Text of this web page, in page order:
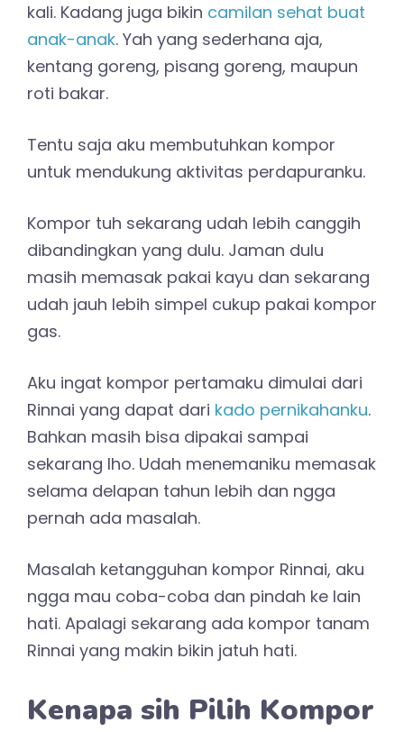
kali. Kadang juga bikin camilan sehat buat
anak-anak. Yah yang sederhana aja,
kentang goreng, pisang goreng, maupun
roti bakar.
Tentu saja aku membutuhkan kompor
untuk mendukung aktivitas perdapuranku.
Kompor tuh sekarang udah lebih canggih
dibandingkan yang dulu. Jaman dulu
masih memasak pakai kayu dan sekarang
udah jauh lebih simpel cukup pakai kompor
gas.
Aku ingat kompor pertamaku dimulai dari
Rinnai yang dapat dari kado pernikahanku.
Bahkan masih bisa dipakai sampai
sekarang lho. Udah menemaniku memasak
selama delapan tahun lebih dan ngga
pernah ada masalah.
Masalah ketangguhan kompor Rinnai, aku
ngga mau coba-coba dan pindah ke lain
hati. Apalagi sekarang ada kompor tanam
Rinnai yang makin bikin jatuh hati.
Kenapa sih Pilih Kompor